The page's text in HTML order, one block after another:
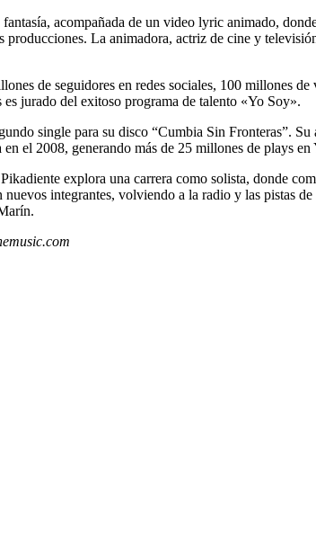
acompañada de un video lyric animado,
La animadora, actriz de cine y
de seguidores en redes sociales, 100 millones
jurado del exitoso programa de talento «Yo Soy».
single para su disco “Cumbia Sin Fronteras”.
el 2008, generando más de 25 millones de plays
explora una carrera como solista, donde
integrantes, volviendo a la radio y las pistas